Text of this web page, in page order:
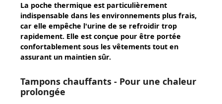
La poche thermique est particulièrement
indispensable dans les environnements plus frais,
car elle empêche l'urine de se refroidir trop
rapidement. Elle est conçue pour être portée
confortablement sous les vêtements tout en
assurant un maintien sûr.
Tampons chauffants - Pour une chaleur
prolongée